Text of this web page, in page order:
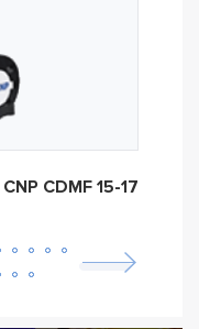
CNP CDMF 15-17